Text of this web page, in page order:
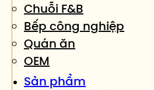
Chuỗi F&B
Bếp công nghiệp
Quán ăn
OEM
Sản phẩm